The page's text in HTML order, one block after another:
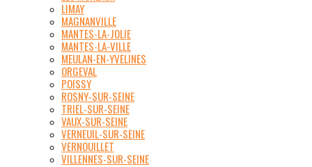
LIMAY
MAGNANVILLE
MANTES-LA-JOLIE
MANTES-LA-VILLE
MEULAN-EN-YVELINES
ORGEVAL
POISSY
ROSNY-SUR-SEINE
TRIEL-SUR-SEINE
VAUX-SUR-SEINE
VERNEUIL-SUR-SEINE
VERNOUILLET
VILLENNES-SUR-SEINE